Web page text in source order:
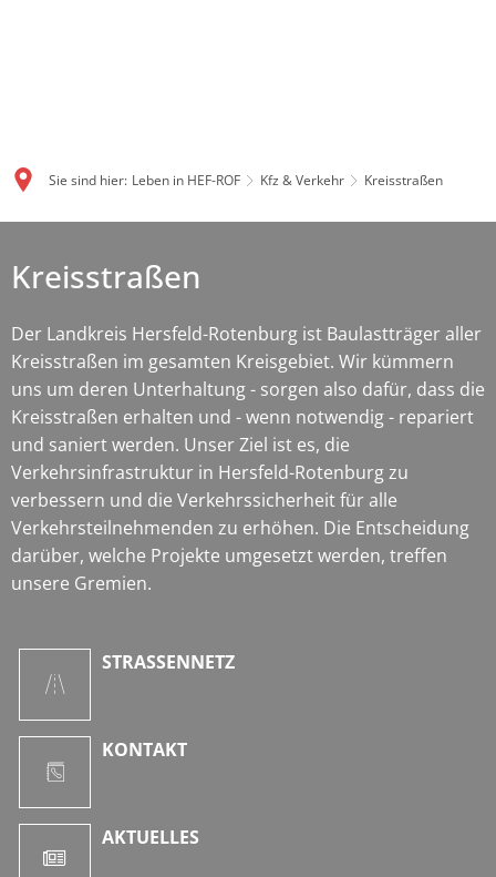
Sie sind hier: Leben in HEF-ROF Kfz & Verkehr Kreisstraßen
Kreisstraßen
Der Landkreis Hersfeld-Rotenburg ist Baulastträger aller
Kreisstraßen im gesamten Kreisgebiet. Wir kümmern
uns um deren Unterhaltung - sorgen also dafür, dass die
Kreisstraßen erhalten und - wenn notwendig - repariert
und saniert werden. Unser Ziel ist es, die
Verkehrsinfrastruktur in Hersfeld-Rotenburg zu
verbessern und die Verkehrssicherheit für alle
Verkehrsteilnehmenden zu erhöhen. Die Entscheidung
darüber, welche Projekte umgesetzt werden, treffen
unsere Gremien.
STRASSENNETZ
KONTAKT
AKTUELLES